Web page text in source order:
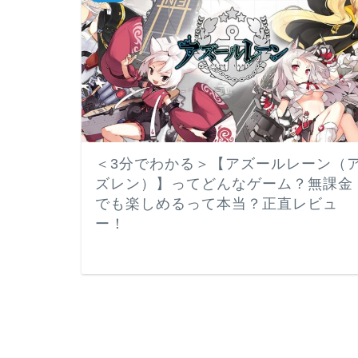
＜3分でわかる＞【アズールレーン（
ズレン）】ってどんなゲーム？無課金
でも楽しめるって本当？正直レビュ
ー！